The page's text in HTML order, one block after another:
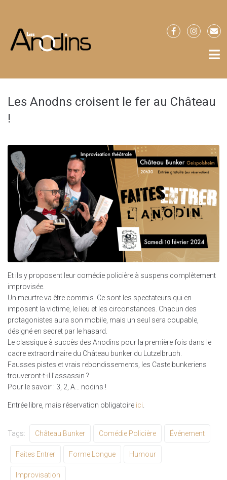
Les Anodns croisent le fer au Château
!
Et ils y proposent leur comédie policière à suspens complètement
improvisée.
Un meurtre va être commis. Ce sont les spectateurs qui en
imposent la victime, le lieu et les circonstances. Chacun des
protagonistes aura son mobile, mais un seul sera coupable,
désigné en secret par le hasard.
Le classique à succès des Anodins pour la première fois dans le
cadre extraordinaire du Château bunker du Lutzelbruch.
Fausses pistes et vrais rebondissements, les Castelbunkeriens
trouveront-t-il l’assassin ?
Pour le savoir : 3, 2, A… nodins !
Entrée libre, mais réservation obligatoire ici.
Tags: Château Bunker Comédie Policière Événement
Faites Entrer Forme Longue Humour
Improvisation